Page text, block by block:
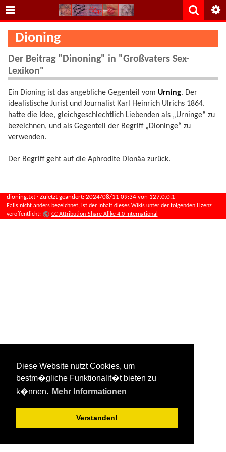
Diese Website nutzt Cookies, um
bestm�gliche Funktionalit�t bieten zu
k�nnen.
Mehr Informationen
Verstanden!
Dioning
Der Beitrag "Dinoning" in "Großvaters Sex-
Lexikon"
Ein Dioning ist das angebliche Gegenteil vom Urning. Der
idealistische Jurist und Journalist Karl Heinrich Ulrichs 1864.
hatte die Idee, gleichgeschlechtlich Liebenden als „Urninge“ zu
bezeichnen, und als Gegenteil der Begriff „Dioninge“ zu
verwenden.
Der Begriff geht auf die Aphrodite Dionäa zurück.
dioning.txt · Zuletzt geändert: 2024/08/11 09:34 von 127.0.0.1
Falls nicht anders bezeichnet, ist der Inhalt dieses Wikis unter der folgenden Lizenz
veröffentlicht:
CC Attribution-Share Alike 4.0 International